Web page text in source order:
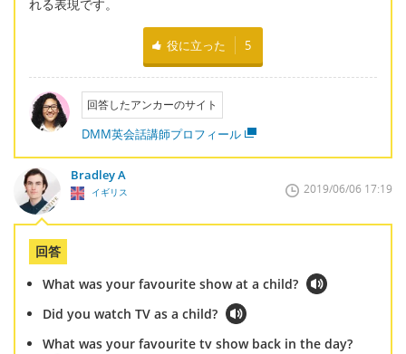
れる表現です。
役に立った 5
回答したアンカーのサイト
DMM英会話講師プロフィール
Bradley A
イギリス 2019/06/06 17:19
回答
What was your favourite show at a child?
Did you watch TV as a child?
What was your favourite tv show back in the day?